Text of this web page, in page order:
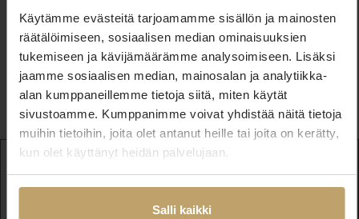
Käytämme evästeitä tarjoamamme sisällön ja mainosten
räätälöimiseen, sosiaalisen median ominaisuuksien
tukemiseen ja kävijämäärämme analysoimiseen. Lisäksi
jaamme sosiaalisen median, mainosalan ja analytiikka-
alan kumppaneillemme tietoja siitä, miten käytät
sivustoamme. Kumppanimme voivat yhdistää näitä tietoja
muihin tietoihin, joita olet antanut heille tai joita on kerätty,
kun olet käyttänyt heidän palvelujaan.
Salli kaikki